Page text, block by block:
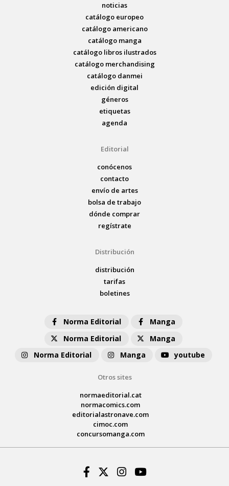
noticias
catálogo europeo
catálogo americano
catálogo manga
catálogo libros ilustrados
catálogo merchandising
catálogo danmei
edición digital
géneros
etiquetas
agenda
Editorial
conócenos
contacto
envío de artes
bolsa de trabajo
dónde comprar
regístrate
Distribución
distribución
tarifas
boletines
Norma Editorial
Manga
Norma Editorial
Manga
Norma Editorial
Manga youtube
Otros sites
normaeditorial.cat
normacomics.com
editorialastronave.com
cimoc.com
concursomanga.com
Facebook
Twitter
Instagram
Youtube